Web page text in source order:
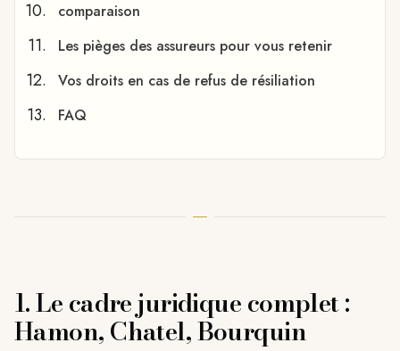
comparaison
Les pièges des assureurs pour vous retenir
Vos droits en cas de refus de résiliation
FAQ
1. Le cadre juridique complet :
Hamon, Chatel, Bourquin